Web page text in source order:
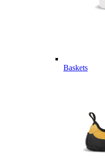
Baskets